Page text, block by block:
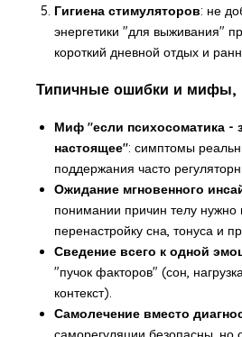
Гигиена стимуляторов: не
энергетики "для выживания"
короткий дневной отдых и
Типичные ошибки и мифы,
Миф "если психосоматика -
настоящее": симптомы
поддержания часто
Ожидание мгновенного
понимании причин телу нужно
перенастройку сна, тонуса и
Сведение всего к одной
"пучок факторов" (сон,
контекст).
Самолечение вместо